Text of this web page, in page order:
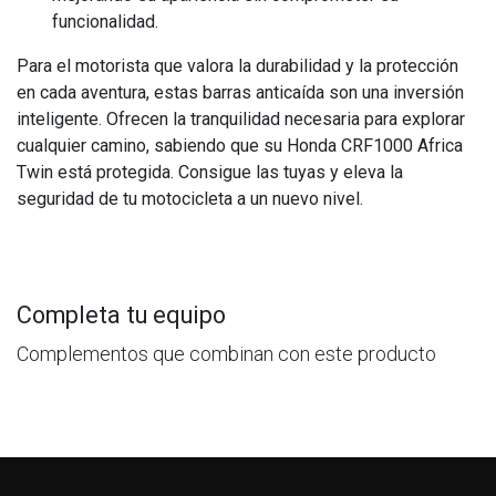
funcionalidad.
Para el motorista que valora la durabilidad y la protección
en cada aventura, estas barras anticaída son una inversión
inteligente. Ofrecen la tranquilidad necesaria para explorar
cualquier camino, sabiendo que su Honda CRF1000 Africa
Twin está protegida. Consigue las tuyas y eleva la
seguridad de tu motocicleta a un nuevo nivel.
Completa tu equipo
Complementos que combinan con este producto